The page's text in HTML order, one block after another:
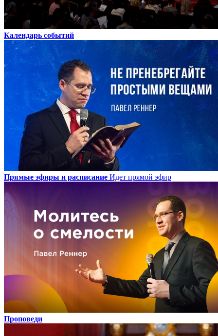
Календарь событий
Прямые эфиры и расписание Идет прямой эфир
Проповеди